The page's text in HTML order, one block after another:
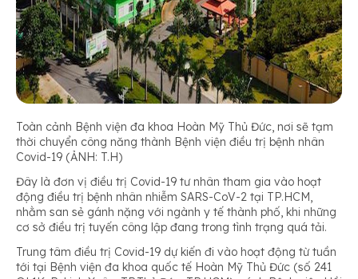
Toàn cảnh Bệnh viện đa khoa Hoàn Mỹ Thủ Đức, nơi sẽ tạm
thời chuyển công năng thành Bệnh viện điều trị bệnh nhân
Covid-19 (ẢNH: T.H)
Đây là đơn vị điều trị Covid-19 tư nhân tham gia vào hoạt
động điều trị bệnh nhân nhiễm SARS-CoV-2 tại TP.HCM,
nhằm san sẻ gánh nặng với ngành y tế thành phố, khi những
cơ sở điều trị tuyến công lập đang trong tình trạng quá tải.
Trung tâm điều trị Covid-19 dự kiến đi vào hoạt động từ tuần
tới tại Bệnh viện đa khoa quốc tế Hoàn Mỹ Thủ Đức (số 241